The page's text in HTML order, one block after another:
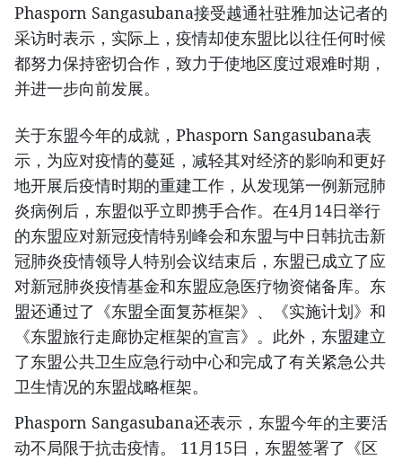
Phasporn Sangasubana接受越通社驻雅加达记者的
采访时表示，实际上，疫情却使东盟比以往任何时候
都努力保持密切合作，致力于使地区度过艰难时期，
并进一步向前发展。
关于东盟今年的成就，Phasporn Sangasubana表
示，为应对疫情的蔓延，减轻其对经济的影响和更好
地开展后疫情时期的重建工作，从发现第一例新冠肺
炎病例后，东盟似乎立即携手合作。在4月14日举行
的东盟应对新冠疫情特别峰会和东盟与中日韩抗击新
冠肺炎疫情领导人特别会议结束后，东盟已成立了应
对新冠肺炎疫情基金和东盟应急医疗物资储备库。东
盟还通过了《东盟全面复苏框架》、《实施计划》和
《东盟旅行走廊协定框架的宣言》。此外，东盟建立
了东盟公共卫生应急行动中心和完成了有关紧急公共
卫生情况的东盟战略框架。
Phasporn Sangasubana还表示，东盟今年的主要活
动不局限于抗击疫情。 11月15日，东盟签署了《区